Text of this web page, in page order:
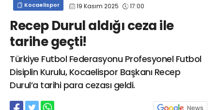
Kocaelispor 19 Kasım 2025 17:00
Recep Durul aldığı ceza ile
tarihe geçti!
Türkiye Futbol Federasyonu Profesyonel Futbol
Disiplin Kurulu, Kocaelispor Başkanı Recep
Durul’a tarihi para cezası geldi.
info@spor41.com